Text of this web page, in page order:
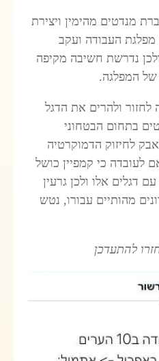
מנדטים מהימין ויצירת
מפלגת העבודה ועקב
נדרשת חשיבה מקיפה
של המפלגה.
ולהרים את הדגל
בתחום הבטחוני
לחיזוק הדמוקרטיה
לעובדה כי קמפיין כושל
דגלים אלו ולכן גרעין
מהותיים עבורו, נטש
להתעדכן